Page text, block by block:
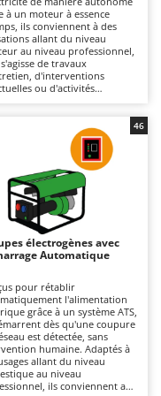
à bûches
tracteur
à un moteur à essence
ils conviennent à des
allant du niveau
au niveau professionnel,
de travaux
d'interventions
ou d'activités
selon les besoins, ils
une solution pratique et
Plus compacts et plus
à transporter que les
électrogènes au diesel, ils
particulièrement adaptés
la mobilité et la rapidité
en service sont
Ils constituent un
polyvalent pour disposer
source d'énergie simple
Ils doivent être
bien ventilés ; un contrôle
du filtre à air, des bougies
niveau d'huile est
électrogènes avec
Automatique
pour rétablir
l'alimentation
grâce à un système ATS,
dès qu'une coupure
est détectée, sans
humaine. Adaptés à
allant du niveau
au niveau
ils conviennent aux
46